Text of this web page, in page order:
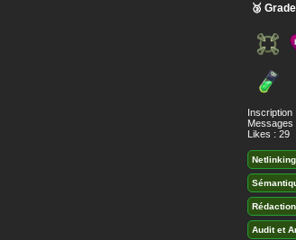
🥉
Inscription
Messages
Likes : 29
Netlinking
Rédaction
Audit et